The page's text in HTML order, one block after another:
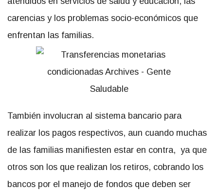
carencias y los problemas socio-económicos que
enfrentan las familias.
También involucran al sistema bancario para
realizar los pagos respectivos, aun cuando muchas
de las familias manifiesten estar en contra, ya que
otros son los que realizan los retiros, cobrando los
bancos por el manejo de fondos que deben ser